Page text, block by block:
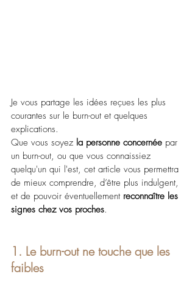
Je vous partage les idées reçues les plus
courantes sur le burn-out et quelques
explications.
Que vous soyez la personne concernée par
un burn-out, ou que vous connaissiez
quelqu'un qui l'est, cet article vous permettra
de mieux comprendre, d’être plus indulgent,
et de pouvoir éventuellement reconnaître les
signes chez vos proches.
1. Le burn-out ne touche que les
faibles